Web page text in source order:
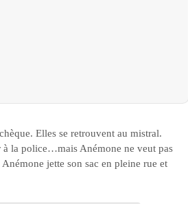
Elles se retrouvent au mistral.
à la police…mais Anémone ne veut pas
jette son sac en pleine rue et